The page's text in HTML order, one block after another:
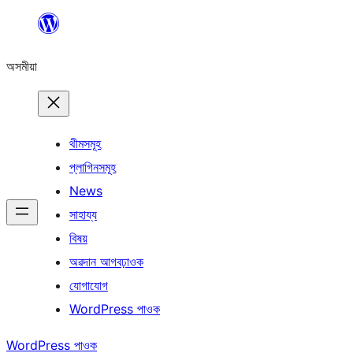
বিষয়বস্তুলৈ
অসমীয়া
থীমসমূহ
প্লাগিনসমূহ
News
সাহায্য
বিষয়
অৱদান আগবঢ়াওক
যোগাযোগ
WordPress পাওক
WordPress পাওক